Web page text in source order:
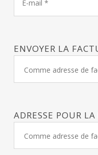
ENVOYER LA
ADRESSE POUR